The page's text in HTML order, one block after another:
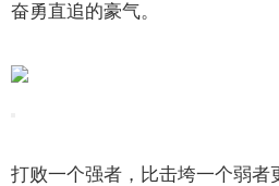
奋勇直追的豪气。
打败一个强者，比击垮一个弱者